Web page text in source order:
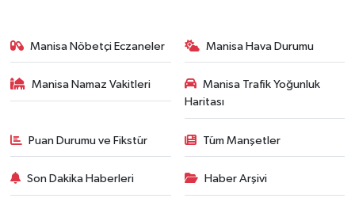
Manisa Nöbetçi Eczaneler Manisa Hava Durumu
Manisa Namaz Vakitleri
Manisa Trafik Yoğunluk
Haritası
Puan Durumu ve Fikstür Tüm Manşetler
Son Dakika Haberleri Haber Arşivi